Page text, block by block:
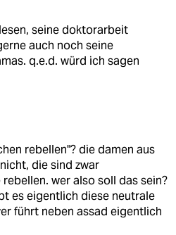
seine doktorarbeit
auch noch seine
q.e.d. würd ich sagen
rebellen"? die damen aus
die sind zwar
wer also soll das sein?
es eigentlich diese neutrale
führt neben assad eigentlich